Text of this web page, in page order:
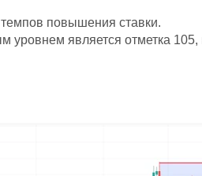
повышения ставки.
уровнем является отметка